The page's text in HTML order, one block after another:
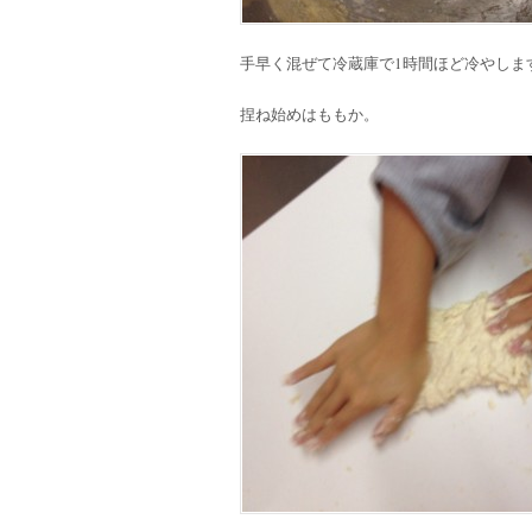
手早く混ぜて冷蔵庫で1時間ほど冷やしま
捏ね始めはももか。